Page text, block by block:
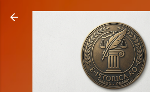
Treceți la conținutul